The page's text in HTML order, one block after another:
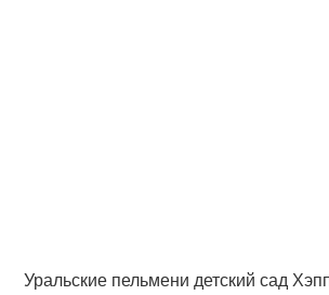
Уральские пельмени детский сад